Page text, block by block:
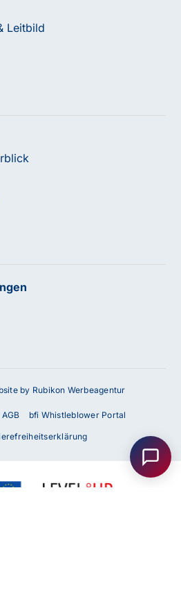
benötigen Sie
Sie da! Nehmen Sie jetzt
freuen uns auf Ihre Anfrage.
Leitbild
by Rubikon Werbeagentur
AGB bfi Whistleblower Portal